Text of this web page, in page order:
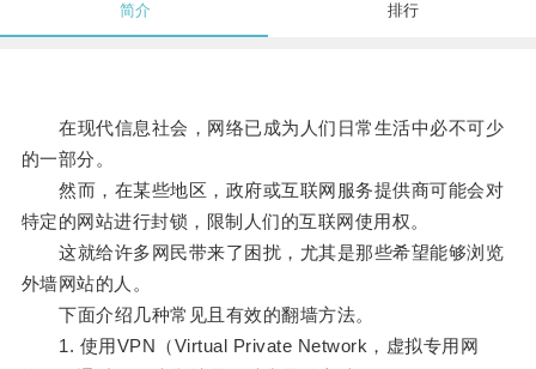
简介 排行
在现代信息社会，网络已成为人们日常生活中必不可少
的一部分。
然而，在某些地区，政府或互联网服务提供商可能会对
特定的网站进行封锁，限制人们的互联网使用权。
这就给许多网民带来了困扰，尤其是那些希望能够浏览
外墙网站的人。
下面介绍几种常见且有效的翻墙方法。
1. 使用VPN（Virtual Private Network，虚拟专用网